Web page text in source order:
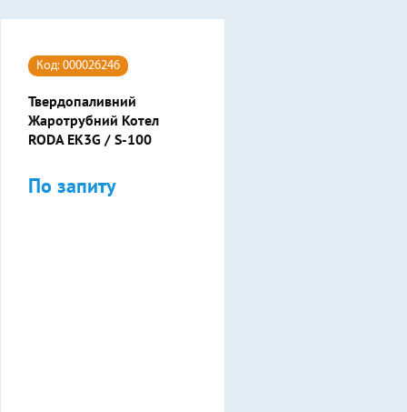
Код: 000026246
Твердопаливний
Жаротрубний Котел
RODA EK3G / S-100
По запиту